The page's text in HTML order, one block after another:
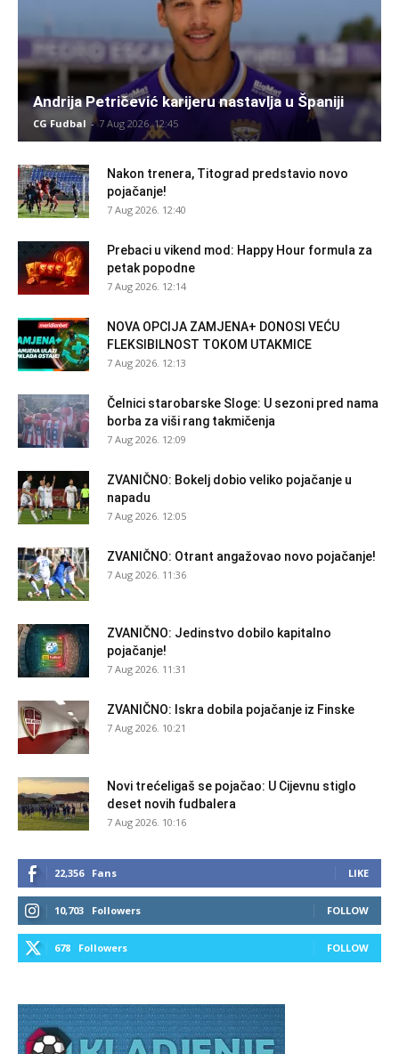
Andrija Petričević karijeru nastavlja u Španiji
CG Fudbal - 7 Aug 2026. 12:45
Nakon trenera, Titograd predstavio novo
pojačanje!
7 Aug 2026. 12:40
Prebaci u vikend mod: Happy Hour formula za
petak popodne
7 Aug 2026. 12:14
NOVA OPCIJA ZAMJENA+ DONOSI VEĆU
FLEKSIBILNOST TOKOM UTAKMICE
7 Aug 2026. 12:13
Čelnici starobarske Sloge: U sezoni pred nama
borba za viši rang takmičenja
7 Aug 2026. 12:09
ZVANIČNO: Bokelj dobio veliko pojačanje u
napadu
7 Aug 2026. 12:05
ZVANIČNO: Otrant angažovao novo pojačanje!
7 Aug 2026. 11:36
ZVANIČNO: Jedinstvo dobilo kapitalno
pojačanje!
7 Aug 2026. 11:31
ZVANIČNO: Iskra dobila pojačanje iz Finske
7 Aug 2026. 10:21
Novi trećeligaš se pojačao: U Cijevnu stiglo
deset novih fudbalera
7 Aug 2026. 10:16
22,356 Fans LIKE
10,703 Followers FOLLOW
678 Followers FOLLOW